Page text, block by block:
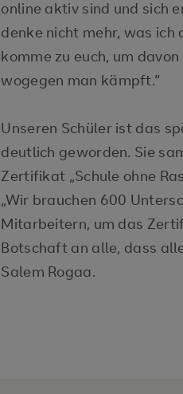
online aktiv sind und sich
denke nicht mehr, was ich
komme zu euch, um
wogegen man kämpft.“
Unseren Schüler ist das
deutlich geworden. Sie
Zertifikat „Schule ohne
„Wir brauchen 600
Mitarbeitern, um das
Botschaft an alle, dass
Salem Rogaa.